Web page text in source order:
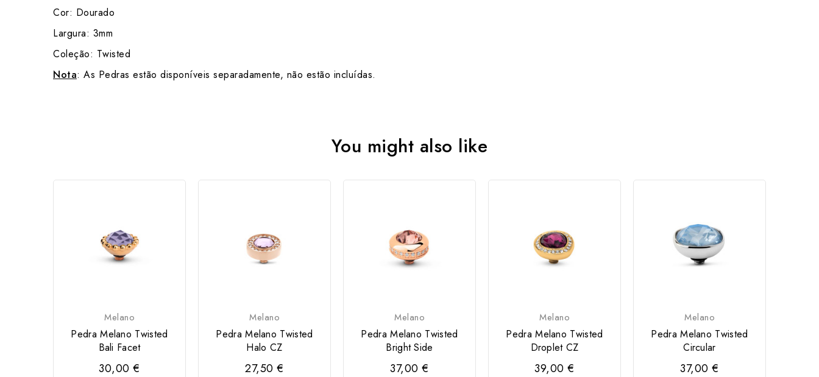
Cor: Dourado
Largura: 3mm
Coleção: Twisted
Nota: As Pedras ​​estão disponíveis separadamente, não estão incluídas.
You might also like
Melano
Pedra Melano Twisted
Bali Facet
30,00 €
Melano
Pedra Melano Twisted
Halo CZ
27,50 €
Melano
Pedra Melano Twisted
Bright Side
37,00 €
Melano
Pedra Melano Twisted
Droplet CZ
39,00 €
Melano
Pedra Melano Twisted
Circular
37,00 €